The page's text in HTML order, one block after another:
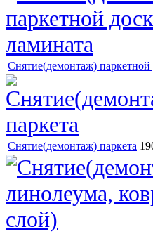
Снятие(демонтаж) паркетной
Снятие(демонтаж) паркета